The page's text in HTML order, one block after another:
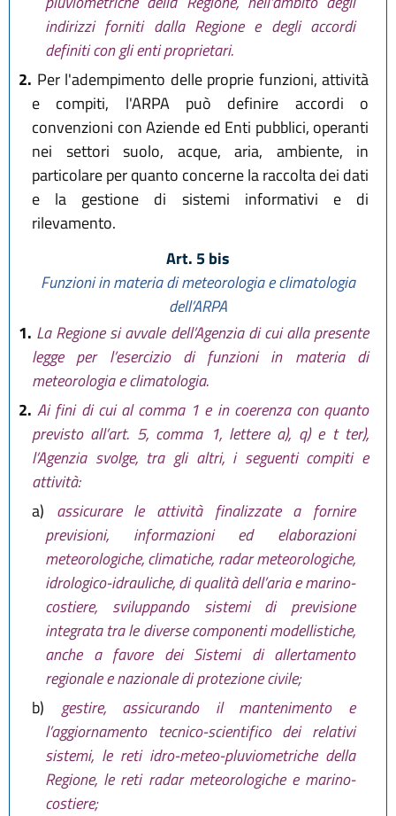
indirizzi forniti dalla Regione e degli accordi
definiti con gli enti proprietari.
2. Per l'adempimento delle proprie funzioni, attività
e compiti, l'ARPA può definire accordi o
convenzioni con Aziende ed Enti pubblici, operanti
nei settori suolo, acque, aria, ambiente, in
particolare per quanto concerne la raccolta dei dati
e la gestione di sistemi informativi e di
rilevamento.
Art. 5 bis
Funzioni in materia di meteorologia e climatologia
dell’ARPA
1. La Regione si avvale dell’Agenzia di cui alla presente
legge per l’esercizio di funzioni in materia di
meteorologia e climatologia.
2. Ai fini di cui al comma 1 e in coerenza con quanto
previsto all’art. 5, comma 1, lettere a), q) e t ter),
l’Agenzia svolge, tra gli altri, i seguenti compiti e
attività:
a) assicurare le attività finalizzate a fornire
previsioni, informazioni ed elaborazioni
meteorologiche, climatiche, radar meteorologiche,
idrologico-idrauliche, di qualità dell’aria e marino-
costiere, sviluppando sistemi di previsione
integrata tra le diverse componenti modellistiche,
anche a favore dei Sistemi di allertamento
regionale e nazionale di protezione civile;
b)
gestire, assicurando il mantenimento e
l’aggiornamento tecnico-scientifico dei relativi
sistemi, le reti idro-meteo-pluviometriche della
Regione, le reti radar meteorologiche e marino-
costiere;